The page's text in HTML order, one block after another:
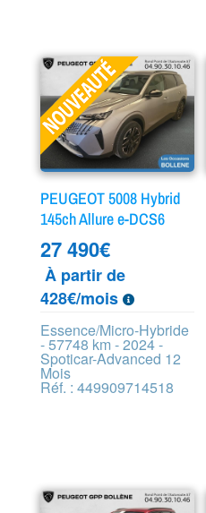
PEUGEOT 5008 Hybrid
145ch Allure e-DCS6
27 490€
À partir de
428€/mois
Essence/Micro-Hybride
- 57748 km - 2024 -
Spoticar-Advanced 12
Mois
Réf. : 449909714518